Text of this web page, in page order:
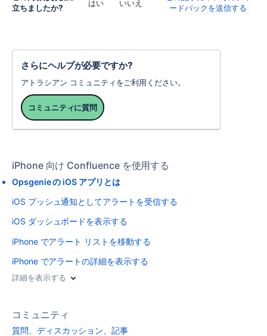
立ちましたか?
はい いいえ
ードバックを送信する
さらにヘルプが必要ですか?
アトラシアン コミュニティをご利用ください。
コミュニティに質問
iPhone 向け Confluence を使用する
Opsgenie の iOS アプリとは
iOS プッシュ通知としてアラートを受信する
iOS ダッシュボードを表示する
iPhone でアラート リストを移動する
iPhone でアラートの詳細を表示する
詳細を表示する
コミュニティ
質問、ディスカッション、記事